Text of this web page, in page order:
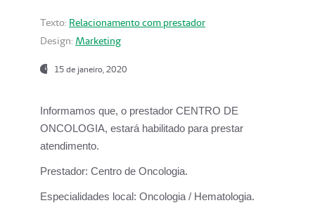
Texto: Relacionamento com prestador
Design: Marketing
15 de janeiro, 2020
Informamos que, o prestador CENTRO DE
ONCOLOGIA, estará habilitado para prestar
atendimento.
Prestador: Centro de Oncologia.
Especialidades local: Oncologia / Hematologia.